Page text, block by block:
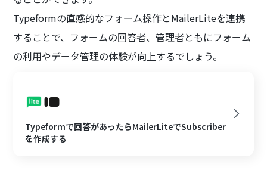
Typeformの直感的なフォーム操作とMailerLiteを連携
することで、フォームの回答者、管理者ともにフォーム
の利用やデータ管理の体験が向上するでしょう。
Typeformで回答があったらMailerLiteでSubscriber
を作成する